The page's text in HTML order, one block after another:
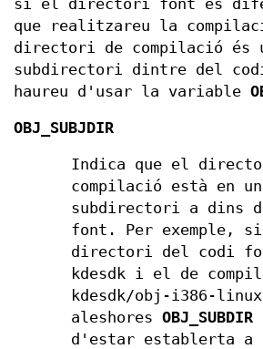
si el directori font és
que realitzareu la
directori de compilació és
subdirectori dintre del
haureu d'usar la variable
OBJ_SUBJDIR
Indica que el
compilació està en un
subdirectori a dins
font. Per exemple,
directori del codi
kdesdk i el de
kdesdk/obj-i386-
aleshoresOBJ_SUBDIR
d'estar establerta a